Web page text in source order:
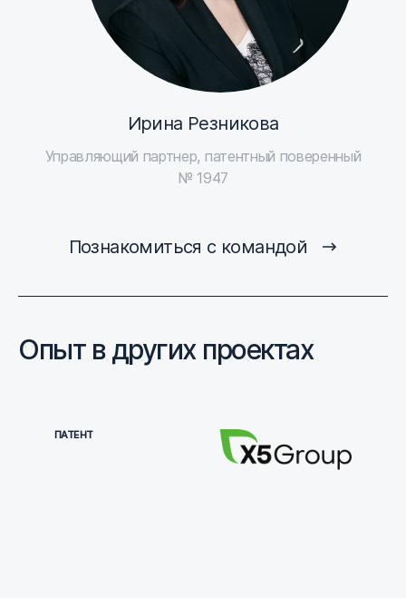
Ирина Резникова
Управляющий партнер, патентный поверенный
№ 1947
Познакомиться с командой
Опыт в других проектах
ПАТЕНТ